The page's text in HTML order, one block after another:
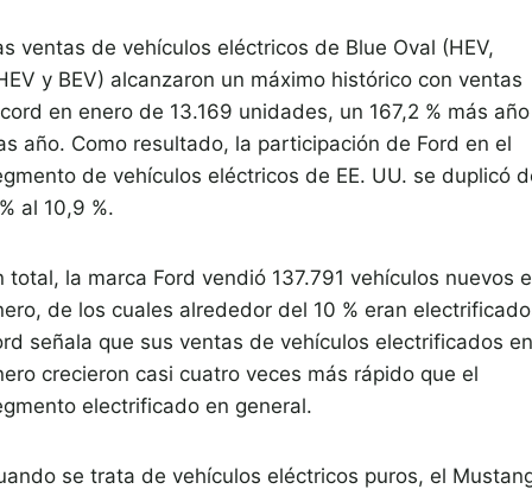
ventas de vehículos eléctricos de Blue Oval (HEV,
y BEV) alcanzaron un máximo histórico con ventas
en enero de 13.169 unidades, un 167,2 % más año
año. Como resultado, la participación de Ford en el
de vehículos eléctricos de EE. UU. se duplicó
al 10,9 %.
total, la marca Ford vendió 137.791 vehículos nuevos
de los cuales alrededor del 10 % eran
señala que sus ventas de vehículos electrificados en
crecieron casi cuatro veces más rápido que el
electrificado en general.
se trata de vehículos eléctricos puros, el